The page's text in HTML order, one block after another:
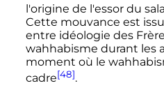
l'origine de l'essor du
Cette mouvance est
entre idéologie des
wahhabisme durant les
moment où le
cadre[48].